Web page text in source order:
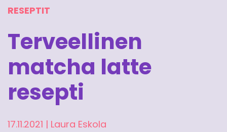
RESEPTIT
Terveellinen
matcha latte
resepti
17.11.2021 | Laura Eskola